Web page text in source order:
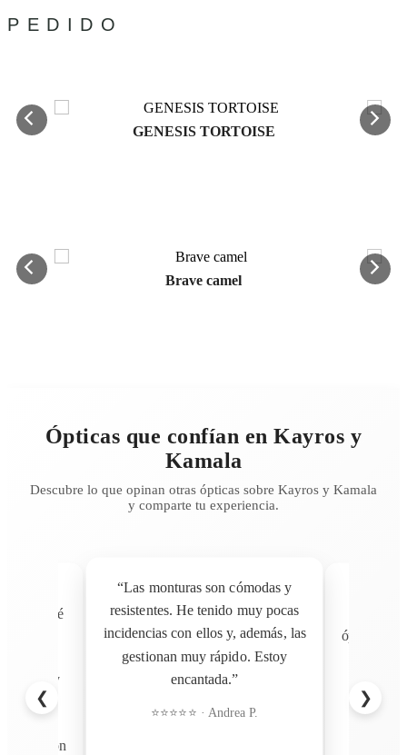
PEDIDO
GENESIS TORTOISE
Brave camel
Ópticas que confían en Kayros y
Kamala
Descubre lo que opinan otras ópticas sobre Kayros y Kamala
y comparte tu experiencia.
❮
quedé
fue muy
Mi
con
“Las monturas son cómodas y
resistentes. He tenido muy pocas
incidencias con ellos y, además, las
gestionan muy rápido. Estoy
encantada.”
⭐⭐⭐⭐⭐ · Andrea P.
óptica. Las
❯